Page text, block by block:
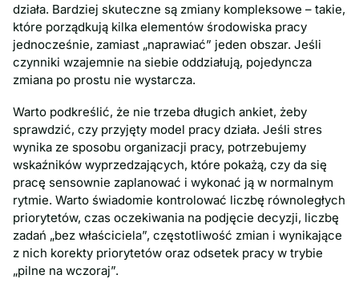
działa. Bardziej skuteczne są zmiany kompleksowe – takie,
które porządkują kilka elementów środowiska pracy
jednocześnie, zamiast „naprawiać” jeden obszar. Jeśli
czynniki wzajemnie na siebie oddziałują, pojedyncza
zmiana po prostu nie wystarcza.
Warto podkreślić, że nie trzeba długich ankiet, żeby
sprawdzić, czy przyjęty model pracy działa. Jeśli stres
wynika ze sposobu organizacji pracy, potrzebujemy
wskaźników wyprzedzających, które pokażą, czy da się
pracę sensownie zaplanować i wykonać ją w normalnym
rytmie. Warto świadomie kontrolować liczbę równoległych
priorytetów, czas oczekiwania na podjęcie decyzji, liczbę
zadań „bez właściciela”, częstotliwość zmian i wynikające
z nich korekty priorytetów oraz odsetek pracy w trybie
„pilne na wczoraj”.